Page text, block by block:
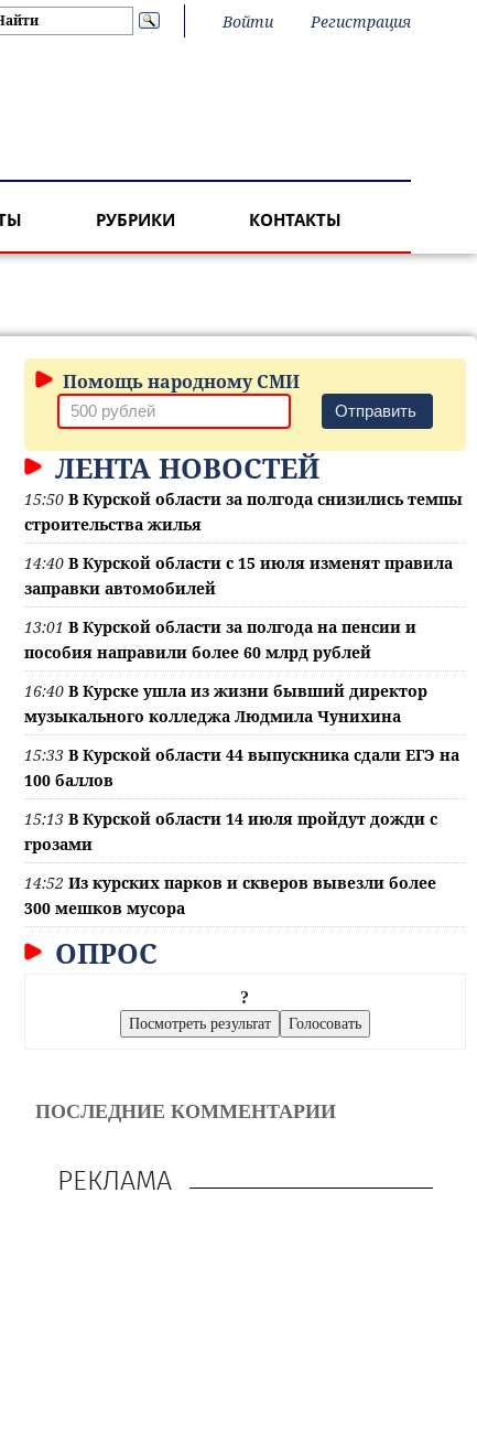
Войти Регистрация
РУБРИКИ КОНТАКТЫ
Помощь народному СМИ
Отправить
ЛЕНТА НОВОСТЕЙ
15:50 В Курской области за полгода снизились темпы
строительства жилья
14:40 В Курской области с 15 июля изменят правила
заправки автомобилей
13:01 В Курской области за полгода на пенсии и
пособия направили более 60 млрд рублей
16:40 В Курске ушла из жизни бывший директор
музыкального колледжа Людмила Чунихина
15:33 В Курской области 44 выпускника сдали ЕГЭ на
100 баллов
15:13 В Курской области 14 июля пройдут дожди с
грозами
14:52 Из курских парков и скверов вывезли более
300 мешков мусора
ОПРОС
?
ПОСЛЕДНИЕ КОММЕНТАРИИ
РЕКЛАМА